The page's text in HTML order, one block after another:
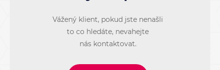
Vážený klient, pokud jste nenašli
to co hledáte, nevahejte
nás kontaktovat.